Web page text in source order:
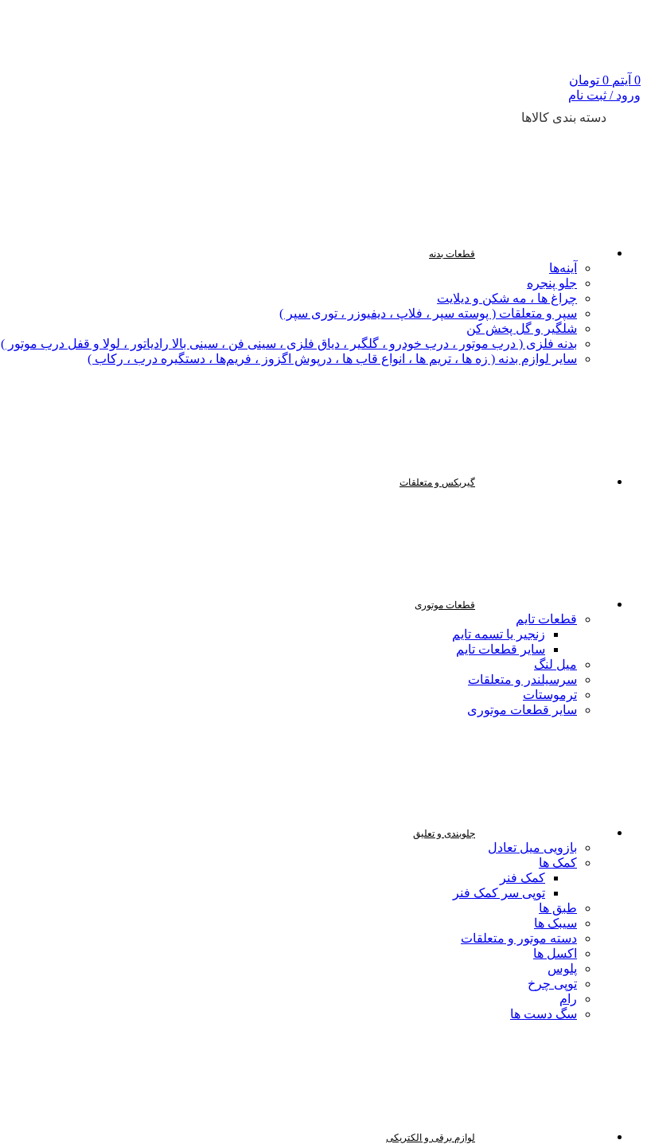
0 آیتم 0 تومان
ورود / ثبت نام
دسته بندی کالاها
قطعات بدنه
آینه‌ها
جلو پنجره
چراغ‌ ها ، مه‌ شکن و دیلایت
سپر و متعلقات ( پوسته سپر ، فلاپ ، دیفیوزر ، توری سپر )
شلگیر و گل‌ پخش‌ کن
بدنه فلزی ( درب موتور ، درب خودرو ، گلگیر ، دیاق فلزی ، سینی فن ، سینی بالا رادیاتور ، لولا و قفل درب موتور )
سایر لوازم بدنه ( زه ها ، تریم ها ، انواع قاب ها ، درپوش اگزوز ، فریم‌ها ، دستگیره درب ، رکاب )
گیربکس و متعلقات
قطعات موتوری
قطعات تایم
زنجیر یا تسمه تایم
سایر قطعات تایم
میل لنگ
سرسیلندر و متعلقات
ترموستات
سایر قطعات موتوری
جلوبندی و تعلیق
بازویی میل تعادل
کمک ها
کمک فنر
توپی سر کمک فنر
طبق ها
سیبک ها
دسته موتور و متعلقات
اکسل ها
پلوس
توپی چرخ
رام
سگ دست ها
لوازم برقی و الکتریکی